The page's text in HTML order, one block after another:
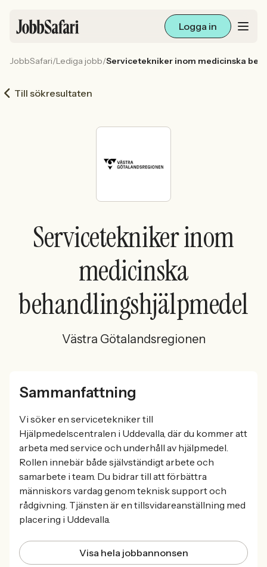
Logga in
Arbetsliv och karriär
För arbetsgivare
Sök med AI
Ny här? Skapa konto
JobbSafari/Lediga jobb/Servicetekniker inom medicinska
Till sökresultaten
Servicetekniker inom
medicinska
behandlingshjälpmedel
Västra Götalandsregionen
Sammanfattning
Vi söker en servicetekniker till
Hjälpmedelscentralen i Uddevalla, där du kommer att
arbeta med service och underhåll av hjälpmedel.
Rollen innebär både självständigt arbete och
samarbete i team. Du bidrar till att förbättra
människors vardag genom teknisk support och
rådgivning. Tjänsten är en tillsvidareanställning med
placering i Uddevalla.
Visa hela jobbannonsen